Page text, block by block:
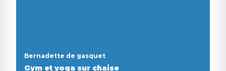
Bernadette de gasquet
Gym et yoga sur chaise